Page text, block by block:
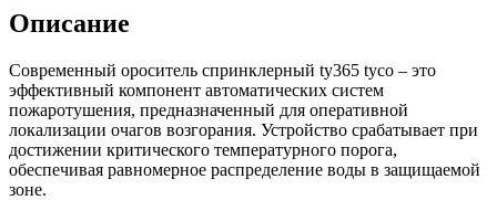
Описание
Современный ороситель спринклерный ty365 tyco – это
эффективный компонент автоматических систем
пожаротушения, предназначенный для оперативной
локализации очагов возгорания. Устройство срабатывает при
достижении критического температурного порога,
обеспечивая равномерное распределение воды в защищаемой
зоне.